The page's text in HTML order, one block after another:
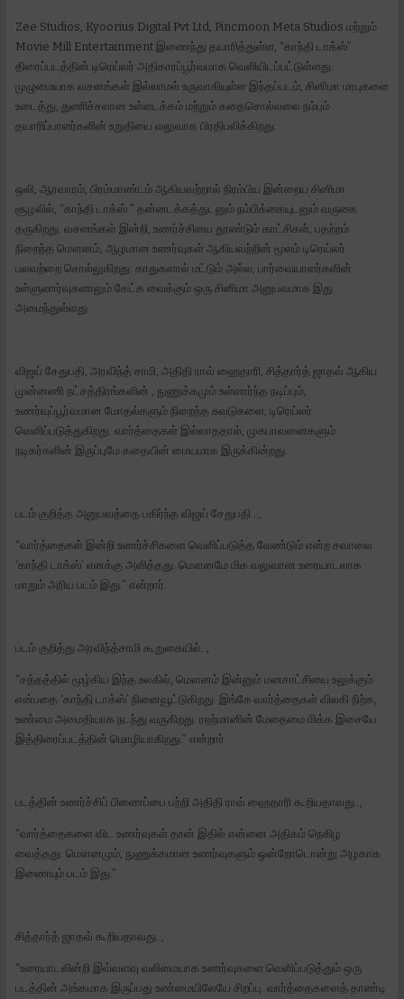
Zee Studios, Kyoorius Digital Pvt Ltd, Pincmoon Meta Studios மற்றும்
Movie Mill Entertainment இணைந்து தயாரித்துள்ள, “காந்தி டாக்ஸ்”
திரைப்படத்தின் டிரெய்லர் அதிகாரப்பூர்வமாக வெளியிடப்பட்டுள்ளது.
முழுமையாக வசனங்கள் இல்லாமல் உருவாகியுள்ள இந்தப்படம், சினிமா மரபுகளை
உடைத்து, துணிச்சலான உள்ளடக்கம் மற்றும் கதைசொல்லலை நம்பும்
தயாரிப்பாளர்களின் உறுதியை வலுவாக பிரதிபலிக்கிறது.
ஒலி, ஆரவாரம், பிரம்மாண்டம் ஆகியவற்றால் நிரம்பிய இன்றைய சினிமா
சூழலில், “காந்தி டாக்ஸ் ” தன்னடக்கத்துடனும் நம்பிக்கையுடனும் வருகை
தருகிறது. வசனங்கள் இன்றி, உணர்ச்சியை தூண்டும் காட்சிகள், பதற்றம்
நிறைந்த மௌனம், ஆழமான உணர்வுகள் ஆகியவற்றின் மூலம் டிரெய்லர்
பலவற்றை சொல்லுகிறது. காதுகளால் மட்டும் அல்ல, பார்வையாளர்களின்
உள்ளுணர்வுகளாலும் கேட்க வைக்கும் ஒரு சினிமா அனுபவமாக இது
அமைந்துள்ளது.
விஜய் சேதுபதி, அரவிந்த் சாமி, அதிதி ராவ் ஹைதாரி, சித்தார்த் ஜாதவ் ஆகிய
முன்னணி நட்சத்திரங்களின் , நுணுக்கமும் உள்ளார்ந்த நடிப்பும்,
உணர்வுப்பூர்வமான மோதல்களும் நிறைந்த சுவடுகளை, டிரெய்லர்
வெளிப்படுத்துகிறது. வார்த்தைகள் இல்லாததால், முகபாவனைகளும்
நடிகர்களின் இருப்புமே கதையின் மையமாக இருக்கின்றது.
படம் குறித்த அனுபவத்தை பகிர்ந்த விஜய் சேதுபதி ..,
“வார்த்தைகள் இன்றி உணர்ச்சிகளை வெளிப்படுத்த வேண்டும் என்ற சவாலை
‘காந்தி டாக்ஸ்’ எனக்கு அளித்தது. மௌனமே மிக வலுவான உரையாடலாக
மாறும் அரிய படம் இது.” என்றார்.
படம் குறித்து அரவிந்த்சாமி கூறுகையில்..,
“சத்தத்தில் மூழ்கிய இந்த உலகில், மௌனம் இன்னும் மனசாட்சியை உலுக்கும்
என்பதை ‘காந்தி டாக்ஸ்’ நினைவூட்டுகிறது. இங்கே வார்த்தைகள் விலகி நிற்க,
உண்மை அமைதியாக நடந்து வருகிறது. ரஹ்மானின் மேதைமை மிக்க இசையே
இத்திரைப்படத்தின் மொழியாகிறது.” என்றார்.
படத்தின் உணர்ச்சிப் பிணைப்பை பற்றி அதிதி ராவ் ஹைதாரி கூறியதாவது..,
“வார்த்தைகளை விட உணர்வுகள் தான் இதில் என்னை அதிகம் நெகிழ
வைத்தது. மௌனமும், நுணுக்கமான உணர்வுகளும் ஒன்றோடொன்று அழகாக
இணையும் படம் இது.”
சித்தார்த் ஜாதவ் கூறியதாவது..,
“உரையாடலின்றி இவ்வளவு வலிமையாக உணர்வுகளை வெளிப்படுத்தும் ஒரு
படத்தின் அங்கமாக இருப்பது உண்மையிலேயே சிறப்பு. வார்த்தைகளைத் தாண்டி